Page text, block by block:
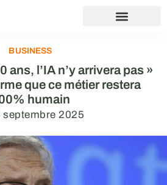
BUSINESS
ans, l’IA n’y arrivera pas »
que ce métier restera
humain
septembre 2025